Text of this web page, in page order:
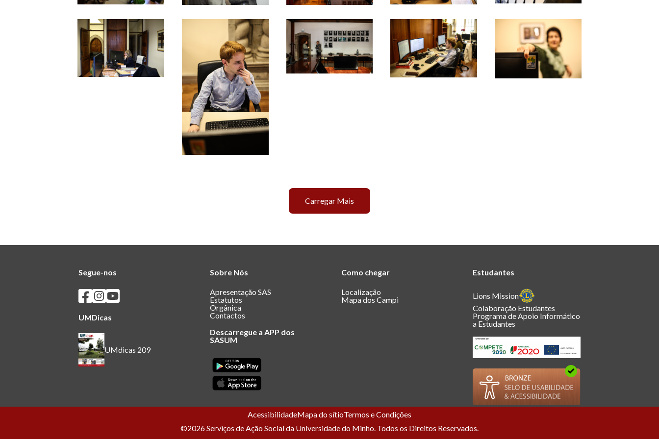
Carregar Mais
Segue-nos
Seguir os SASUM no Facebook
Seguir os SASUM no Instagram
Seguir os SASUM no Youtube
UMDicas
UMdicas 209
Sobre Nós
Apresentação SAS
Estatutos
Orgânica
Contactos
Descarregue a APP dos
SASUM
Como chegar
Localização
Mapa dos Campi
Estudantes
Lions Mission
Colaboração Estudantes
Programa de Apoio Informático
a Estudantes
AcessibilidadeMapa do sítioTermos e Condições
©2026 Serviços de Ação Social da Universidade do Minho. Todos os Direitos Reservados.